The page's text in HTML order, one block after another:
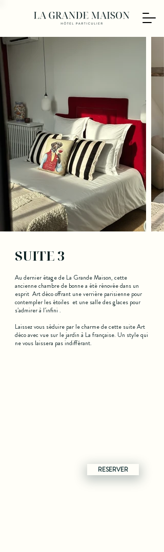
SUITE 3
Au dernier étage de La Grande Maison, cette
ancienne chambre de bonne a été rénovée dans un
esprit Art déco offrant une verrière parisienne pour
contempler les étoiles et une salle des glaces pour
s’admirer à l’infini .
Laissez vous séduire par le charme de cette suite Art
déco avec vue sur le jardin à La française. Un style qui
ne vous laissera pas indifférant.
RESERVER